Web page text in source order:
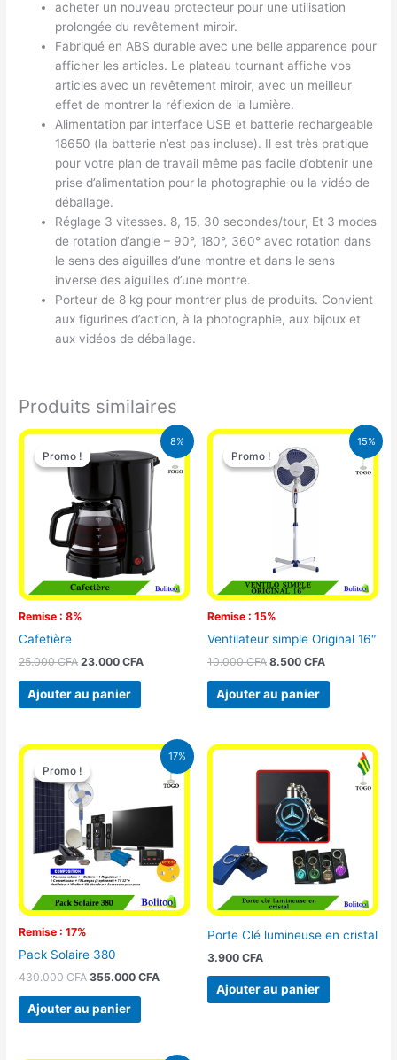
acheter un nouveau protecteur pour une utilisation
prolongée du revêtement miroir.
Fabriqué en ABS durable avec une belle apparence pour
afficher les articles. Le plateau tournant affiche vos
articles avec un revêtement miroir, avec un meilleur
effet de montrer la réflexion de la lumière.
Alimentation par interface USB et batterie rechargeable
18650 (la batterie n’est pas incluse). Il est très pratique
pour votre plan de travail même pas facile d’obtenir une
prise d’alimentation pour la photographie ou la vidéo de
déballage.
Réglage 3 vitesses. 8, 15, 30 secondes/tour, Et 3 modes
de rotation d’angle – 90°, 180°, 360° avec rotation dans
le sens des aiguilles d’une montre et dans le sens
inverse des aiguilles d’une montre.
Porteur de 8 kg pour montrer plus de produits. Convient
aux figurines d’action, à la photographie, aux bijoux et
aux vidéos de déballage.
Produits similaires
8%
Promo !
Remise : 8%
Promo !
Cafetière
25.000CFA
Le
prix
initial
25.000 CFA.
23.000CFA
Le
prix
actuel
est :
23.000 CFA.
Ajouter au panier
15%
Promo !
Remise : 15%
Promo !
Ventilateur simple Original 16″
10.000CFA
Le
prix
initial
était :
10.000 CFA.
8.500 CFA
Le
Ajouter au panier
17%
Promo !
Remise : 17%
Promo !
Pack Solaire 380
430.000CFA
Le
initial
était :
430.000 CFA.
355.000CFA
Le
prix
actuel
355.000 CFA.
Ajouter au panier
Porte Clé lumineuse en cristal
3.900 CFA
Ajouter au panier